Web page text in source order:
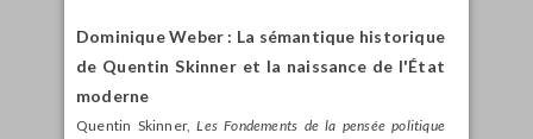
Dominique Weber : La sémantique historique
de Quentin Skinner et la naissance de l'État
moderne
Quentin Skinner,Les Fondements de la pensée politique